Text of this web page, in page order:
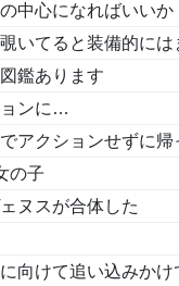
中心になればいいか
いてると装備的に
鑑あります
ンに…
アクションせずに帰
の子
ヌスが合体した
向けて追い込みかけ